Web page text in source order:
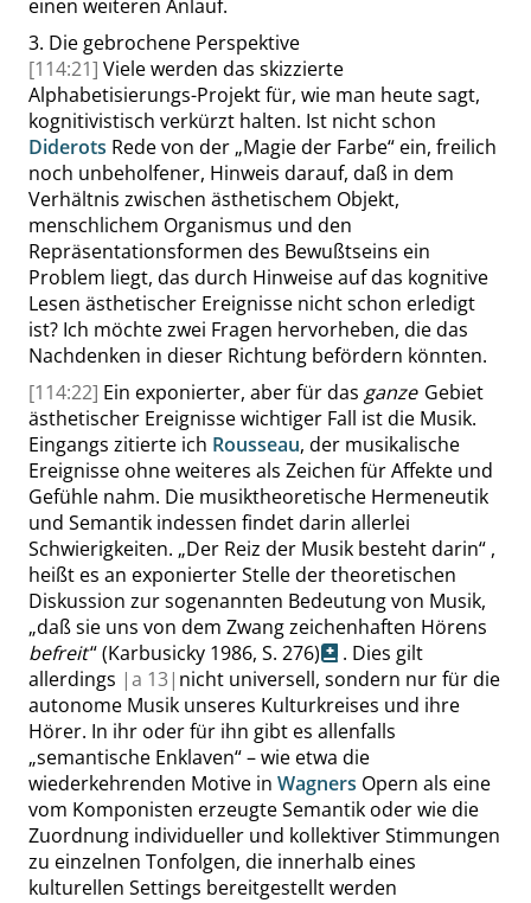
einen weiteren Anlauf.
3. Die gebrochene Perspektive
[114:21] Viele werden das skizzierte
Alphabetisierungs-Projekt für, wie man heute sagt,
kognitivistisch verkürzt halten. Ist nicht schon
Diderots Rede von der „Magie der Farbe“ ein, freilich
noch unbeholfener, Hinweis darauf, daß in dem
Verhältnis zwischen ästhetischem Objekt,
menschlichem Organismus und den
Repräsentationsformen des Bewußtseins ein
Problem liegt, das durch Hinweise auf das kognitive
Lesen ästhetischer Ereignisse nicht schon erledigt
ist? Ich möchte zwei Fragen hervorheben, die das
Nachdenken in dieser Richtung befördern könnten.
[114:22] Ein exponierter, aber für das ganze Gebiet
ästhetischer Ereignisse wichtiger Fall ist die Musik.
Eingangs zitierte ich Rousseau, der musikalische
Ereignisse ohne weiteres als Zeichen für Affekte und
Gefühle nahm. Die musiktheoretische Hermeneutik
und Semantik indessen findet darin allerlei
Schwierigkeiten. „Der Reiz der Musik besteht darin“ ,
heißt es an exponierter Stelle der theoretischen
Diskussion zur sogenannten Bedeutung von Musik,
„daß sie uns von dem Zwang zeichenhaften Hörens
befreit“ (Karbusicky 1986, S. 276)
. Dies gilt
allerdings |a 13| nicht universell, sondern nur für die
autonome Musik unseres Kulturkreises und ihre
Hörer. In ihr oder für ihn gibt es allenfalls
„semantische Enklaven“– wie etwa die
wiederkehrenden Motive in Wagners Opern als eine
vom Komponisten erzeugte Semantik oder wie die
Zuordnung individueller und kollektiver Stimmungen
zu einzelnen Tonfolgen, die innerhalb eines
kulturellen Settings bereitgestellt werden